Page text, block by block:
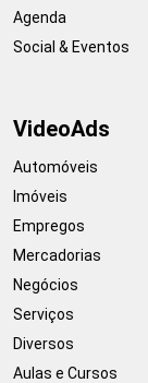
Agenda
Social & Eventos
VideoAds
Automóveis
Imóveis
Empregos
Mercadorias
Negócios
Serviços
Diversos
Aulas e Cursos